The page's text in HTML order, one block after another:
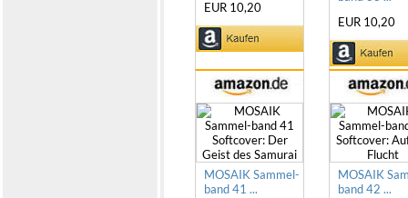
EUR 10,20
EUR 10,20
MOSAIK Sammel-
band 41 ...
MOSAIK
band 42 ...